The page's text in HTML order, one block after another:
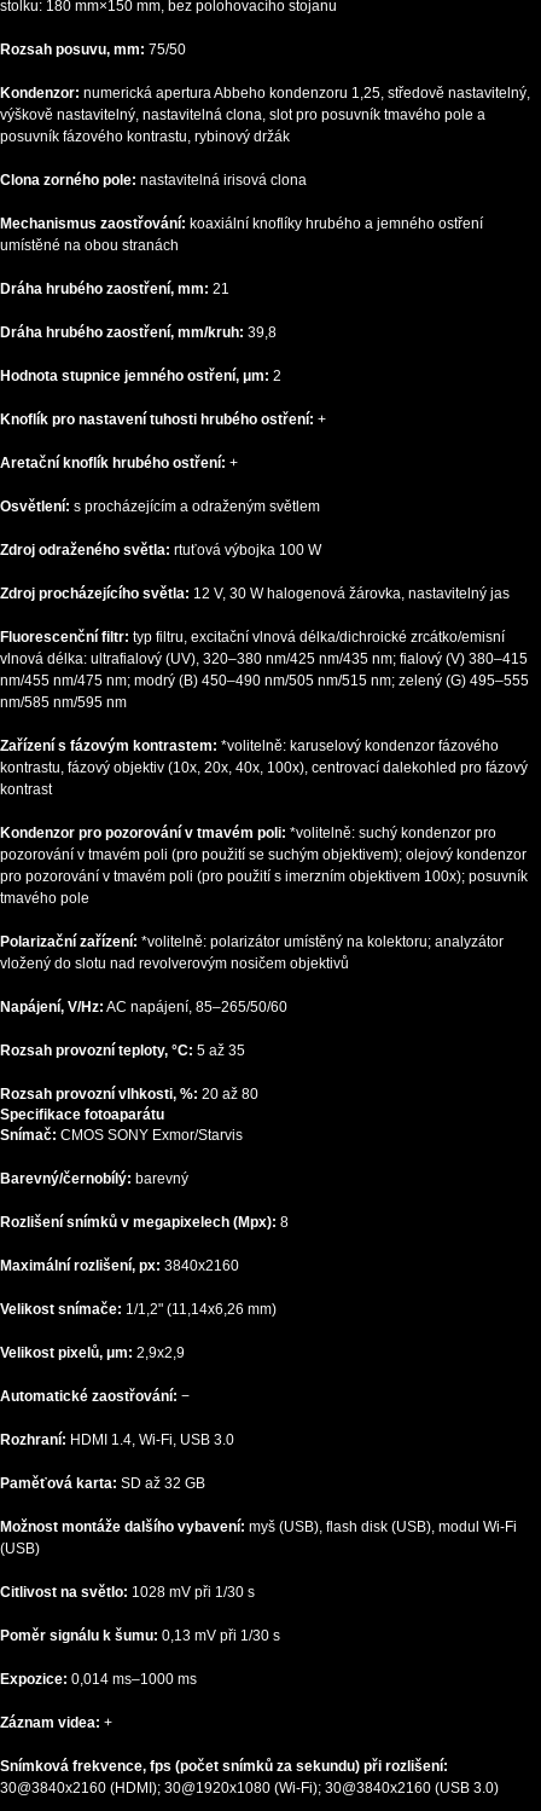
stolku: 180 mm×150 mm, bez polohovacího stojanu
Rozsah posuvu, mm: 75/50
Kondenzor: numerická apertura Abbeho kondenzoru 1,25, středově nastavitelný,
výškově nastavitelný, nastavitelná clona, slot pro posuvník tmavého pole a
posuvník fázového kontrastu, rybinový držák
Clona zorného pole: nastavitelná irisová clona
Mechanismus zaostřování: koaxiální knoflíky hrubého a jemného ostření
umístěné na obou stranách
Dráha hrubého zaostření, mm: 21
Dráha hrubého zaostření, mm/kruh: 39,8
Hodnota stupnice jemného ostření, μm: 2
Knoflík pro nastavení tuhosti hrubého ostření: +
Aretační knoflík hrubého ostření: +
Osvětlení: s procházejícím a odraženým světlem
Zdroj odraženého světla: rtuťová výbojka 100 W
Zdroj procházejícího světla: 12 V, 30 W halogenová žárovka, nastavitelný jas
Fluorescenční filtr: typ filtru, excitační vlnová délka/dichroické zrcátko/emisní
vlnová délka: ultrafialový (UV), 320–380 nm/425 nm/435 nm; fialový (V) 380–415
nm/455 nm/475 nm; modrý (B) 450–490 nm/505 nm/515 nm; zelený (G) 495–555
nm/585 nm/595 nm
Zařízení s fázovým kontrastem: *volitelně: karuselový kondenzor fázového
kontrastu, fázový objektiv (10x, 20x, 40x, 100x), centrovací dalekohled pro fázový
kontrast
Kondenzor pro pozorování v tmavém poli: *volitelně: suchý kondenzor pro
pozorování v tmavém poli (pro použití se suchým objektivem); olejový kondenzor
pro pozorování v tmavém poli (pro použití s imerzním objektivem 100x); posuvník
tmavého pole
Polarizační zařízení: *volitelně: polarizátor umístěný na kolektoru; analyzátor
vložený do slotu nad revolverovým nosičem objektivů
Napájení, V/Hz: AC napájení, 85–265/50/60
Rozsah provozní teploty, °C: 5 až 35
Rozsah provozní vlhkosti, %: 20 až 80
Specifikace fotoaparátu
Snímač: CMOS SONY Exmor/Starvis
Barevný/černobílý: barevný
Rozlišení snímků v megapixelech (Mpx): 8
Maximální rozlišení, px: 3840x2160
Velikost snímače: 1/1,2" (11,14x6,26 mm)
Velikost pixelů, μm: 2,9x2,9
Automatické zaostřování: −
Rozhraní: HDMI 1.4, Wi-Fi, USB 3.0
Paměťová karta: SD až 32 GB
Možnost montáže dalšího vybavení: myš (USB), flash disk (USB), modul Wi-Fi
(USB)
Citlivost na světlo: 1028 mV při 1/30 s
Poměr signálu k šumu: 0,13 mV při 1/30 s
Expozice: 0,014 ms–1000 ms
Záznam videa: +
Snímková frekvence, fps (počet snímků za sekundu) při rozlišení:
30@3840х2160 (HDMI); 30@1920х1080 (Wi-Fi); 30@3840х2160 (USB 3.0)